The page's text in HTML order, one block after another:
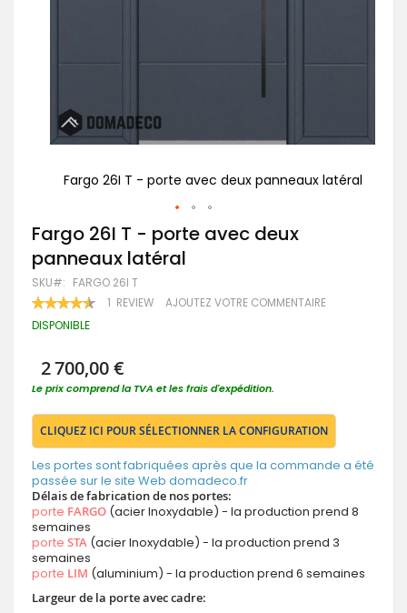
Fargo 26I T - porte avec deux panneaux latéral
Passer
au
début
de
la
Galerie
d’images
Fargo 26I T - porte avec deux
panneaux latéral
SKU FARGO 26I T
RATING: 1 REVIEW AJOUTEZ VOTRE COMMENTAIRE
DISPONIBLE
2 700,00 €
Le prix comprend la TVA et les frais d'expédition.
CLIQUEZ ICI POUR SÉLECTIONNER LA CONFIGURATION
Les portes sont fabriquées après que la commande a été
passée sur le site Web domadeco.fr
Délais de fabrication de nos portes:
porte FARGO (acier Inoxydable) - la production prend 8
semaines
porte STA (acier Inoxydable) - la production prend 3
semaines
porte LIM (aluminium) - la production prend 6 semaines
Largeur de la porte avec cadre: